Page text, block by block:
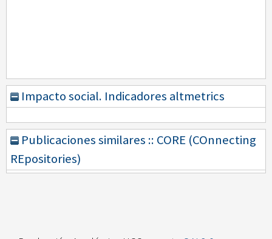
Impacto social. Indicadores altmetrics
Publicaciones similares :: CORE (COnnecting
REpositories)